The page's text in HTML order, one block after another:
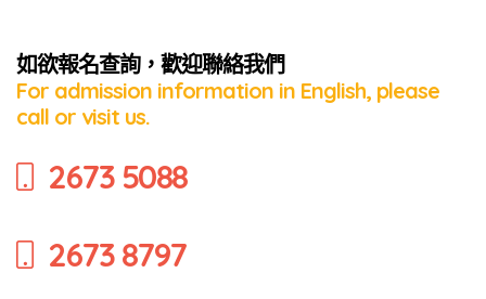
如欲報名查詢，歡迎聯絡我們
For admission information in English, please
call or visit us.
2673 5088
2673 8797